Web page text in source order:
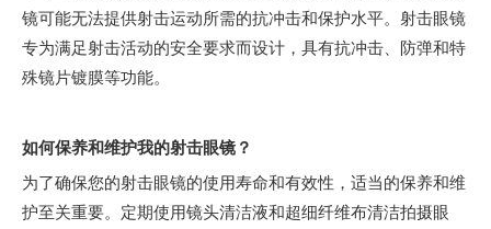
镜可能无法提供射击运动所需的抗冲击和保护水平。射击眼镜
专为满足射击活动的安全要求而设计，具有抗冲击、防弹和特
殊镜片镀膜等功能。
如何保养和维护我的射击眼镜？
为了确保您的射击眼镜的使用寿命和有效性，适当的保养和维
护至关重要。定期使用镜头清洁液和超细纤维布清洁拍摄眼